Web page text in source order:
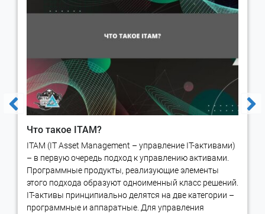
Что такое ITAM?
ITAM (IT Asset Management – управление IT-активами)
– в первую очередь подход к управлению активами.
Программные продукты, реализующие элементы
этого подхода образуют одноименный класс решений.
IT-активы принципиально делятся на две категории –
программные и аппаратные. Для управления